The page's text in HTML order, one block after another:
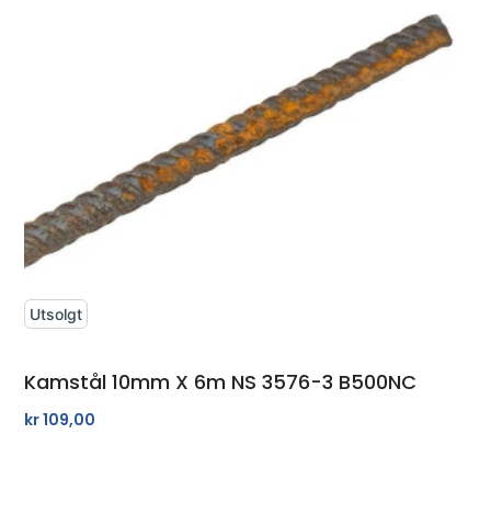
Kamstål 10mm X 6m NS 3576-3 B500NC
kr109,00
Utsolgt